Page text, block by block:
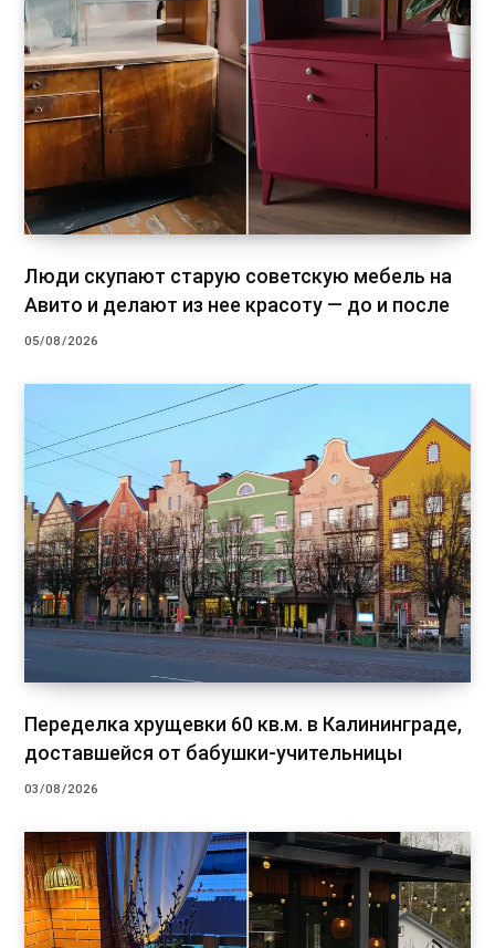
Люди скупают старую советскую мебель на
Авито и делают из нее красоту — до и после
05/08/2026
Переделка хрущевки 60 кв.м. в Калининграде,
доставшейся от бабушки-учительницы
03/08/2026